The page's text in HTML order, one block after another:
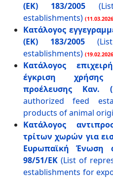
(ΕΚ) 183/2005
establishments)
Κατάλογος
(ΕΚ) 183/2005
establishments)
Κατάλογος
έγκριση
προέλευσης Καν.
authorized feed
products of animal
Κατάλογος
τρίτων χωρών για
Ευρωπαϊκή Ένωση
98/51/ΕΚ (List of
establishments for